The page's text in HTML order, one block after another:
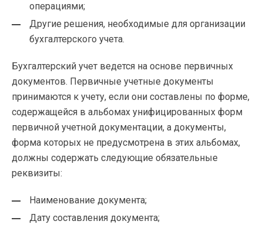
операциями;
Другие решения, необходимые для организации
бухгалтерского учета.
Бухгалтерский учет ведется на основе первичных
документов. Первичные учетные документы
принимаются к учету, если они составлены по форме,
содержащейся в альбомах унифицированных форм
первичной учетной документации, а документы,
форма которых не предусмотрена в этих альбомах,
должны содержать следующие обязательные
реквизиты:
Наименование документа;
Дату составления документа;